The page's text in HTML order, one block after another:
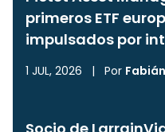
primeros ETF
impulsados por
1 JUL, 2026 | Por